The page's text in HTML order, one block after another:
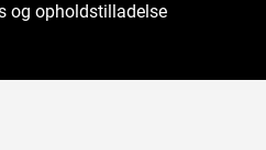
og opholdstilladelse